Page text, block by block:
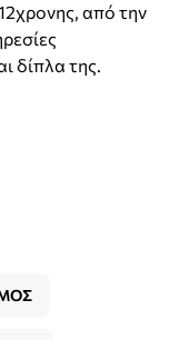
από την
δίπλα της.